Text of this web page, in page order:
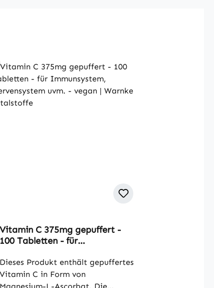
Vitamin C 375mg gepuffert -
100 Tabletten - für
uvm. - vegan | Warnke
Vitalstoffe
Dieses Produkt enthält gepuffertes
Vitamin C in Form von